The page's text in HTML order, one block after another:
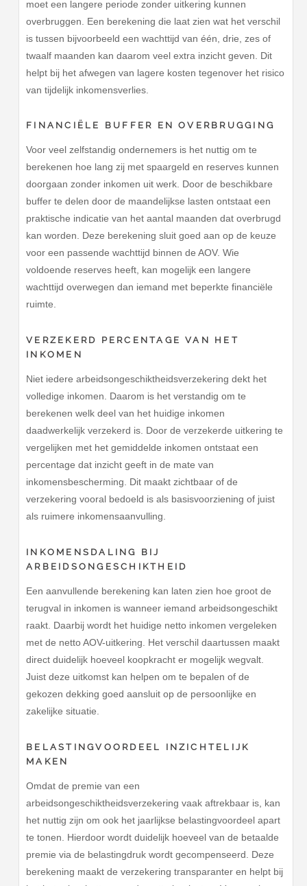
moet een langere periode zonder uitkering kunnen
overbruggen. Een berekening die laat zien wat het verschil
is tussen bijvoorbeeld een wachttijd van één, drie, zes of
twaalf maanden kan daarom veel extra inzicht geven. Dit
helpt bij het afwegen van lagere kosten tegenover het risico
van tijdelijk inkomensverlies.
FINANCIËLE BUFFER EN OVERBRUGGING
Voor veel zelfstandig ondernemers is het nuttig om te
berekenen hoe lang zij met spaargeld en reserves kunnen
doorgaan zonder inkomen uit werk. Door de beschikbare
buffer te delen door de maandelijkse lasten ontstaat een
praktische indicatie van het aantal maanden dat overbrugd
kan worden. Deze berekening sluit goed aan op de keuze
voor een passende wachttijd binnen de AOV. Wie
voldoende reserves heeft, kan mogelijk een langere
wachttijd overwegen dan iemand met beperkte financiële
ruimte.
VERZEKERD PERCENTAGE VAN HET
INKOMEN
Niet iedere arbeidsongeschiktheidsverzekering dekt het
volledige inkomen. Daarom is het verstandig om te
berekenen welk deel van het huidige inkomen
daadwerkelijk verzekerd is. Door de verzekerde uitkering te
vergelijken met het gemiddelde inkomen ontstaat een
percentage dat inzicht geeft in de mate van
inkomensbescherming. Dit maakt zichtbaar of de
verzekering vooral bedoeld is als basisvoorziening of juist
als ruimere inkomensaanvulling.
INKOMENSDALING BIJ
ARBEIDSONGESCHIKTHEID
Een aanvullende berekening kan laten zien hoe groot de
terugval in inkomen is wanneer iemand arbeidsongeschikt
raakt. Daarbij wordt het huidige netto inkomen vergeleken
met de netto AOV-uitkering. Het verschil daartussen maakt
direct duidelijk hoeveel koopkracht er mogelijk wegvalt.
Juist deze uitkomst kan helpen om te bepalen of de
gekozen dekking goed aansluit op de persoonlijke en
zakelijke situatie.
BELASTINGVOORDEEL INZICHTELIJK
MAKEN
Omdat de premie van een
arbeidsongeschiktheidsverzekering vaak aftrekbaar is, kan
het nuttig zijn om ook het jaarlijkse belastingvoordeel apart
te tonen. Hierdoor wordt duidelijk hoeveel van de betaalde
premie via de belastingdruk wordt gecompenseerd. Deze
berekening maakt de verzekering transparanter en helpt bij